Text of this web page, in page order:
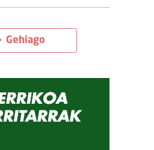
Gehiago